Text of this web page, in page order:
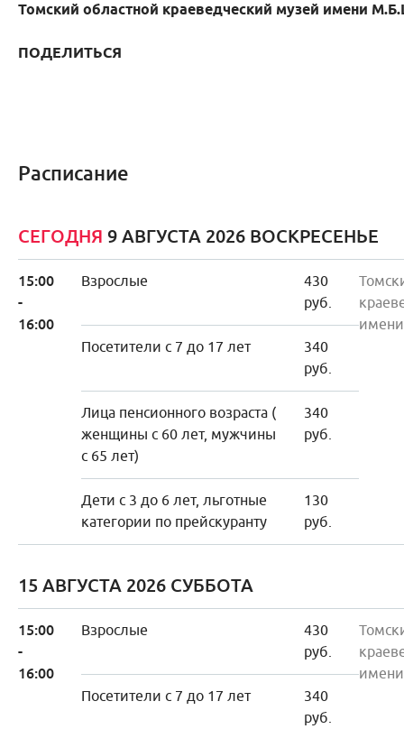
Томский областной краеведческий музей имени
ПОДЕЛИТЬСЯ
Расписание
СЕГОДНЯ 9 АВГУСТА 2026 ВОСКРЕСЕНЬЕ
15:00
-
16:00
Взрослые
430
руб.
Посетители с 7 до 17 лет
340
руб.
Лица пенсионного возраста (
женщины с 60 лет, мужчины
с 65 лет)
340
руб.
Дети с 3 до 6 лет, льготные
категории по прейскуранту
130
руб.
15 АВГУСТА 2026 СУББОТА
15:00
-
16:00
Взрослые
430
руб.
Посетители с 7 до 17 лет
340
руб.